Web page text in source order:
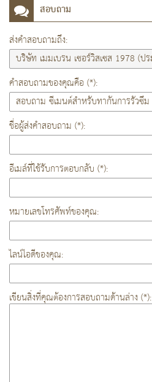
สอบถาม
ส่งคำสอบถามถึง:
คำสอบถามของคุณคือ (*):
ชื่อผู้ส่งคำสอบถาม (*):
อีเมล์ที่ใช้รับการตอบกลับ (*):
หมายเลขโทรศัพท์ของคุณ:
ไลน์ไอดีของคุณ:
เขียนสิ่งที่คุณต้องการสอบถามด้านล่าง (*):